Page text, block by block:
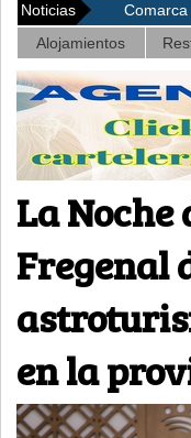
Noticias Comarca
Alojamientos
La Noche
Fregenal
en la